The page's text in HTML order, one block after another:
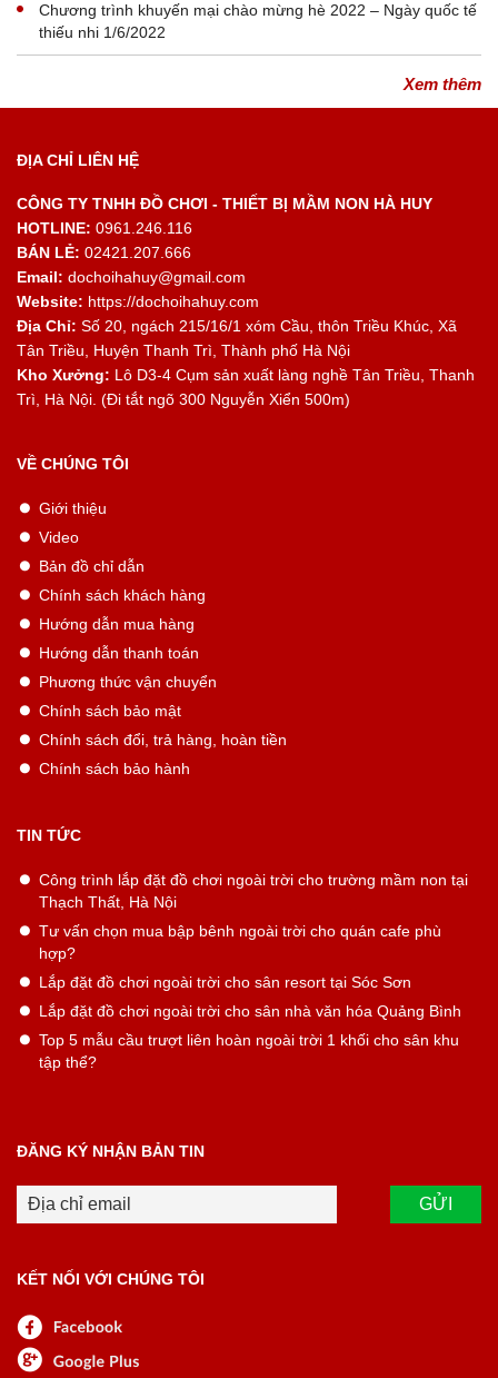
Chương trình khuyến mại chào mừng hè 2022 – Ngày quốc tế
thiếu nhi 1/6/2022
Xem thêm
ĐỊA CHỈ LIÊN HỆ
CÔNG TY TNHH ĐỒ CHƠI - THIẾT BỊ MẦM NON HÀ HUY
HOTLINE: 0961.246.116
BÁN LẺ: 02421.207.666
Email: dochoihahuy@gmail.com
Website: https://dochoihahuy.com
Địa Chỉ: Số 20, ngách 215/16/1 xóm Cầu, thôn Triều Khúc, Xã
Tân Triều, Huyện Thanh Trì, Thành phố Hà Nội
Kho Xưởng: Lô D3-4 Cụm sản xuất làng nghề Tân Triều, Thanh
Trì, Hà Nội. (Đi tắt ngõ 300 Nguyễn Xiển 500m)
VỀ CHÚNG TÔI
Giới thiệu
Video
Bản đồ chỉ dẫn
Chính sách khách hàng
Hướng dẫn mua hàng
Hướng dẫn thanh toán
Phương thức vận chuyển
Chính sách bảo mật
Chính sách đổi, trả hàng, hoàn tiền
Chính sách bảo hành
TIN TỨC
Công trình lắp đặt đồ chơi ngoài trời cho trường mầm non tại
Thạch Thất, Hà Nội
Tư vấn chọn mua bập bênh ngoài trời cho quán cafe phù
hợp?
Lắp đặt đồ chơi ngoài trời cho sân resort tại Sóc Sơn
Lắp đặt đồ chơi ngoài trời cho sân nhà văn hóa Quảng Bình
Top 5 mẫu cầu trượt liên hoàn ngoài trời 1 khối cho sân khu
tập thể?
ĐĂNG KÝ NHẬN BẢN TIN
KẾT NỐI VỚI CHÚNG TÔI